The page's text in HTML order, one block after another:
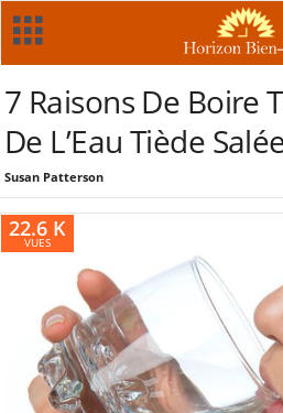
7 Raisons De Boire
De L’Eau Tiède
Susan Patterson
22.6 K
VUES